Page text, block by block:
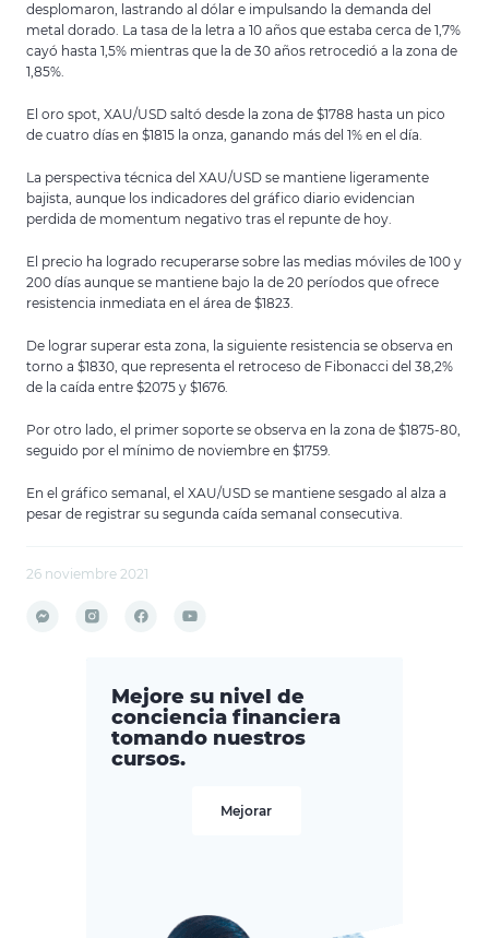
desplomaron, lastrando al dólar e impulsando la demanda del
metal dorado. La tasa de la letra a 10 años que estaba cerca de 1,7%
cayó hasta 1,5% mientras que la de 30 años retrocedió a la zona de
1,85%.
El oro spot, XAU/USD saltó desde la zona de $1788 hasta un pico
de cuatro días en $1815 la onza, ganando más del 1% en el día.
La perspectiva técnica del XAU/USD se mantiene ligeramente
bajista, aunque los indicadores del gráfico diario evidencian
perdida de momentum negativo tras el repunte de hoy.
El precio ha logrado recuperarse sobre las medias móviles de 100 y
200 días aunque se mantiene bajo la de 20 períodos que ofrece
resistencia inmediata en el área de $1823.
De lograr superar esta zona, la siguiente resistencia se observa en
torno a $1830, que representa el retroceso de Fibonacci del 38,2%
de la caída entre $2075 y $1676.
Por otro lado, el primer soporte se observa en la zona de $1875-80,
seguido por el mínimo de noviembre en $1759.
En el gráfico semanal, el XAU/USD se mantiene sesgado al alza a
pesar de registrar su segunda caída semanal consecutiva.
26 noviembre 2021
Mejore su nivel de
conciencia financiera
tomando nuestros
cursos.
Mejorar